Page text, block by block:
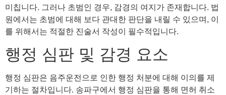
미칩니다. 그러나 초범인 경우, 감경의 여지가 존재합니다. 법
원에서는 초범에 대해 보다 관대한 판단을 내릴 수 있으며, 이
를 위해서는 적절한 진술서 작성이 필수적입니다.
행정 심판 및 감경 요소
행정 심판은 음주운전으로 인한 행정 처분에 대해 이의를 제
기하는 절차입니다. 송파구에서 행정 심판을 통해 면허 취소